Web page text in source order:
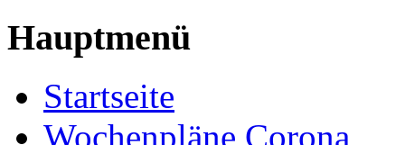
Hauptmenü
Startseite
Wochenpläne Corona